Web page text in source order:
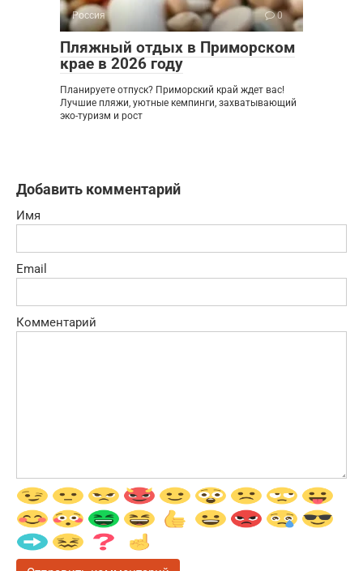
Россия 0
Пляжный отдых в Приморском
крае в 2026 году
Планируете отпуск? Приморский край ждет вас!
Лучшие пляжи, уютные кемпинги, захватывающий
эко-туризм и рост
Добавить комментарий
Имя
Email
Комментарий